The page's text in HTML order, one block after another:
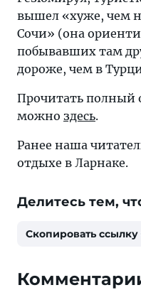
вышел «хуже, чем
Сочи» (она
побывавших там
дороже, чем в
Прочитать полный
можно здесь.
Ранее наша
отдыхе в Ларнаке.
Делитесь тем,
Скопировать ссылку